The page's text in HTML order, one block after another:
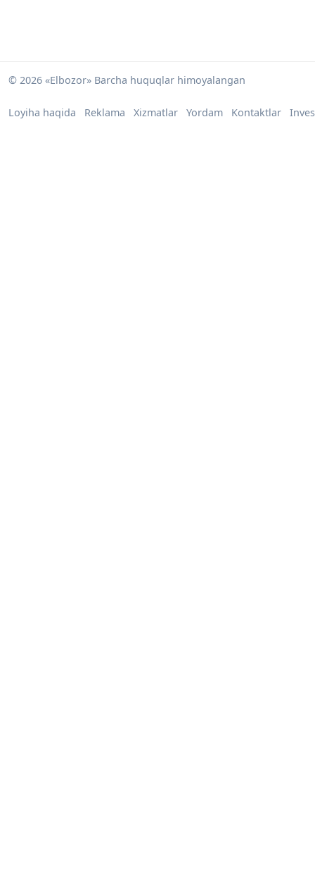
© 2026 «Elbozor» Barcha huquqlar himoyalangan
Loyiha haqida Reklama Xizmatlar Yordam Kontaktlar